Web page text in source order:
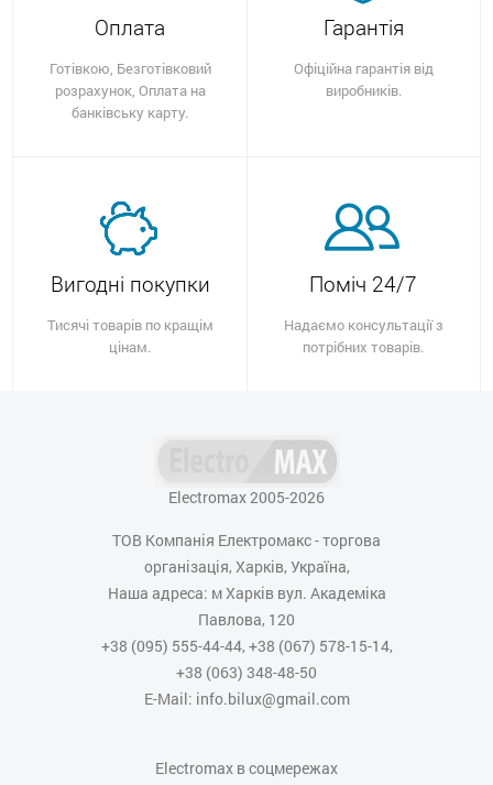
Оплата
Готівкою, Безготівковий
розрахунок, Оплата на
банківську карту.
Гарантія
Офіційна гарантія від
виробників.
Вигодні покупки
Тисячі товарів по кращім
цінам.
Поміч 24/7
Надаємо консультації з
потрібних товарів.
Electromax 2005-2026
ТОВ Компанія Електромакс - торгова
організація, Харків, Україна,
Наша адреса: м Харків вул. Академіка
Павлова, 120
+38 (095) 555-44-44, +38 (067) 578-15-14,
+38 (063) 348-48-50
E-Mail: info.bilux@gmail.com
Electromax в соцмережах